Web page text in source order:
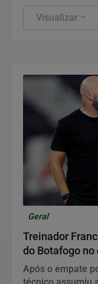
BH.Visualizar
Geral
Treinador
do Botafogo no
Após o empate